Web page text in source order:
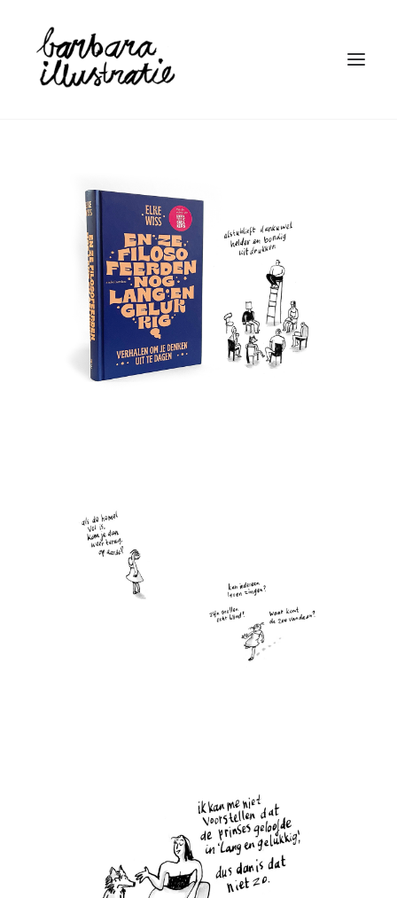
ILLUSTRATIE
LINOSNEDE
WIE IS BARBARA